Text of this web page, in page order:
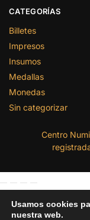
CATEGORÍAS
Billetes
Impresos
Insumos
Medallas
Monedas
Sin categorizar
Centro
Usamos cookies
nuestra web.